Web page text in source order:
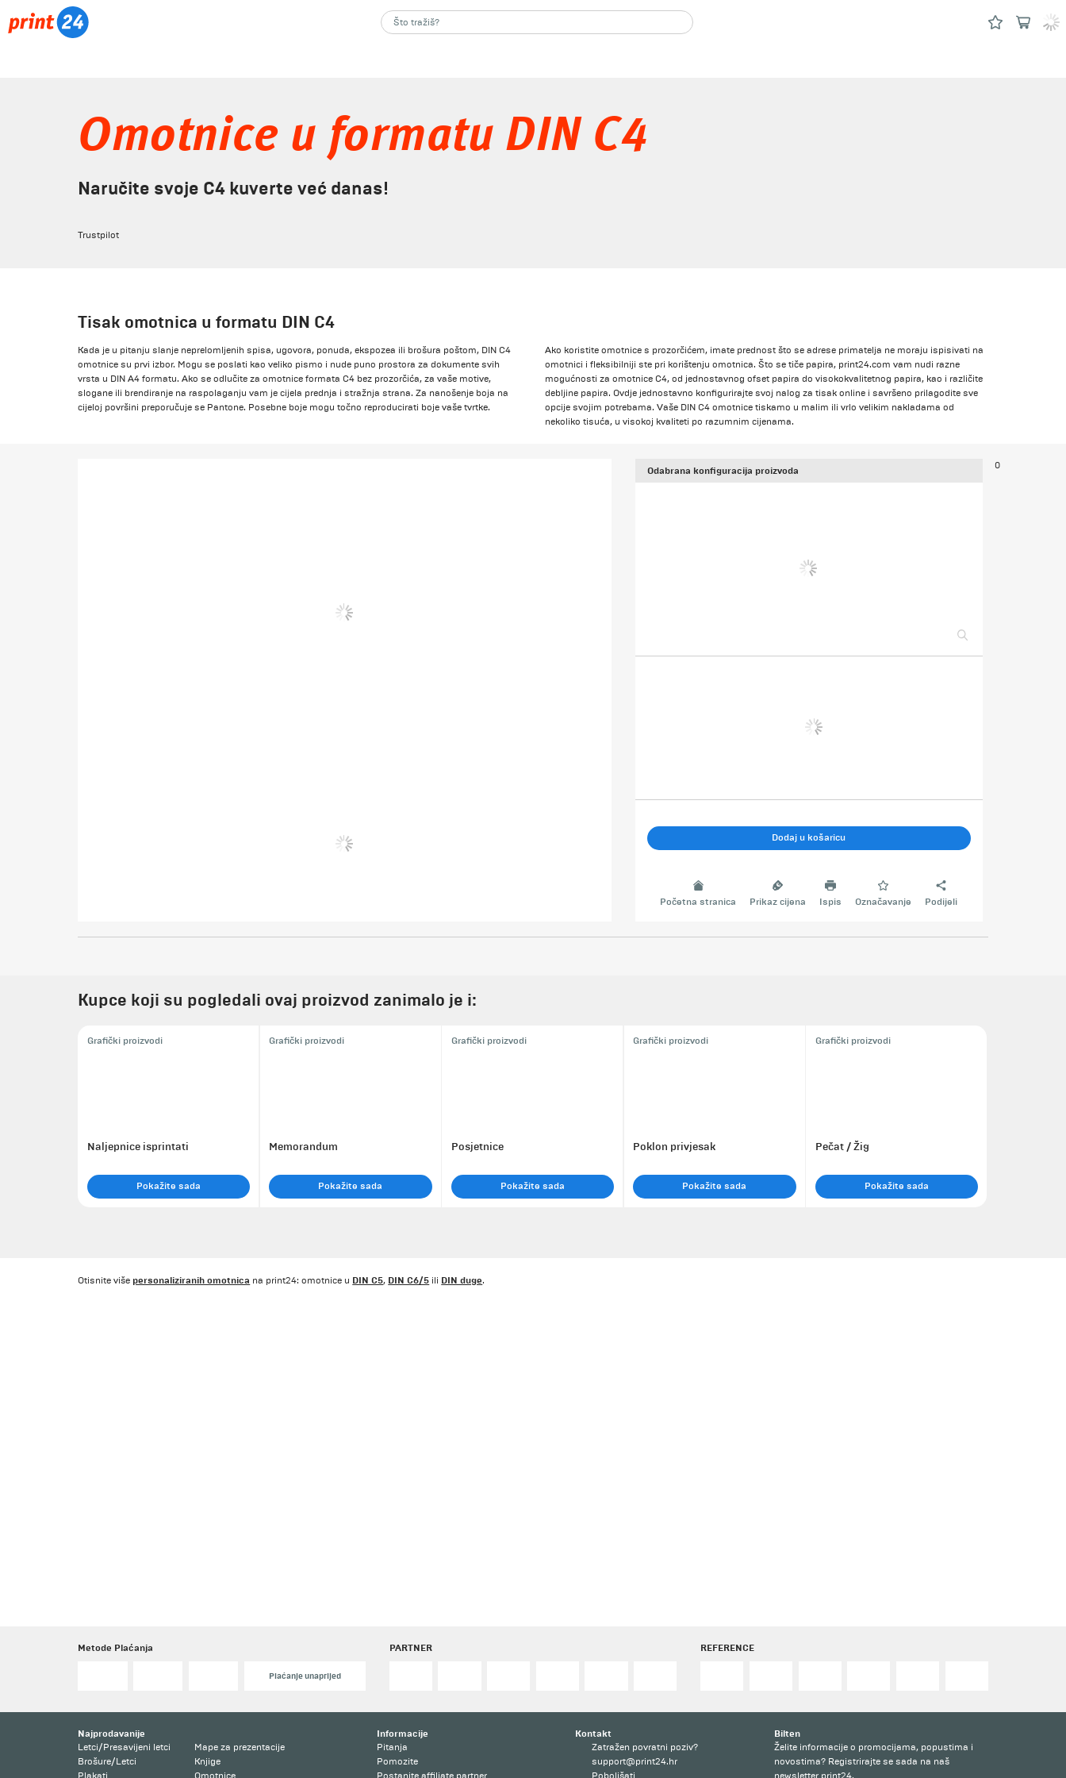
Omotnice u formatu DIN C4
Naručite svoje C4 kuverte već danas!
Trustpilot
Tisak omotnica u formatu DIN C4
Kada je u pitanju slanje neprelomljenih spisa, ugovora, ponuda, ekspozea ili brošura poštom, DIN C4
omotnice su prvi izbor. Mogu se poslati kao veliko pismo i nude puno prostora za dokumente svih
vrsta u DIN A4 formatu. Ako se odlučite za omotnice formata C4 bez prozorčića, za vaše motive,
slogane ili brendiranje na raspolaganju vam je cijela prednja i stražnja strana. Za nanošenje boja na
cijeloj površini preporučuje se Pantone. Posebne boje mogu točno reproducirati boje vaše tvrtke.
Ako koristite omotnice s prozorčićem, imate prednost što se adrese primatelja ne moraju ispisivati na
omotnici i fleksibilniji ste pri korištenju omotnica. Što se tiče papira, print24.com vam nudi razne
mogućnosti za omotnice C4, od jednostavnog ofset papira do visokokvalitetnog papira, kao i različite
debljine papira. Ovdje jednostavno konfigurirajte svoj nalog za tisak online i savršeno prilagodite sve
opcije svojim potrebama. Vaše DIN C4 omotnice tiskamo u malim ili vrlo velikim nakladama od
nekoliko tisuća, u visokoj kvaliteti po razumnim cijenama.
Odabrana konfiguracija proizvoda
Dodaj u košaricu
Početna stranica Prikaz cijena Ispis Označavanje Podijeli
0
Kupce koji su pogledali ovaj proizvod zanimalo je i:
Grafički proizvodi
Naljepnice isprintati
Pokažite sada
Grafički proizvodi
Memorandum
Pokažite sada
Grafički proizvodi
Posjetnice
Pokažite sada
Grafički proizvodi
Poklon privjesak
Pokažite sada
Grafički proizvodi
Pečat / Žig
Pokažite sada
Otisnite više personaliziranih omotnica na print24: omotnice u DIN C5, DIN C6/5 ili DIN duge.
Metode Plaćanja
Plaćanje unaprijed
PARTNER REFERENCE
Najprodavanije
Letci/Presavijeni letci
Brošure/Letci
Mape za prezentacije
Knjige
Informacije
Pitanja
Pomozite
Kontakt
Zatražen povratni poziv?
support@print24.hr
Bilten
Želite informacije o promocijama, popustima i
novostima? Registrirajte se sada na naš